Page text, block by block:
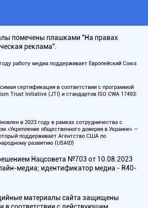
помечены плашками "На правах
реклама".
работу медиа поддерживает Европейский Союз
сертификация в соответствии с программой
Trust Initiative (JTI) и стандартов ISO CWA 17493:
в 2023 году в рамках сотрудничества с
«Укрепление общественного доверия в Украине» —
поддерживает Агентство США по
развитию (USAID)
Нацсовета №703 от 10.08.2023
медиа; идентификатор медиа - R40-
материалы сайта защищены